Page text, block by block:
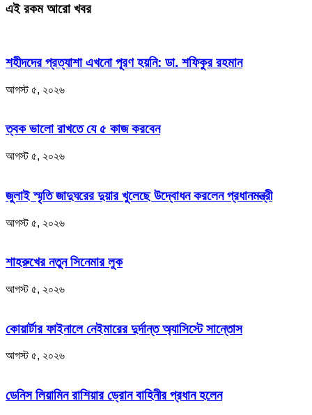
এই রকম আরো খবর
শহীদদের প্রত্যাশা এখনো পূরণ হয়নি: ডা. শফিকুর রহমান
আগস্ট ৫, ২০২৬
ত্বক ভালো রাখতে যে ৫ কাজ করবেন
আগস্ট ৫, ২০২৬
জুলাই স্মৃতি জাদুঘরের দুয়ার খুলেছে উদ্বোধন করলেন প্রধানমন্ত্রী
আগস্ট ৫, ২০২৬
শাহরুখের নতুন সিনেমার লুক
আগস্ট ৫, ২০২৬
কোয়ার্টার ফাইনালে নেইমারের দুর্দান্ত অ্যাসিস্টে সান্তোস
আগস্ট ৫, ২০২৬
ডেনিস লিয়ামিন রাশিয়ার ড্রোন বাহিনীর প্রধান হলেন